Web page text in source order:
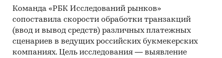
Команда «РБК Исследований рынков»
сопоставила скорости обработки транзакций
(ввод и вывод средств) различных платежных
сценариев в ведущих российских букмекерских
компаниях. Цель исследования — выявление